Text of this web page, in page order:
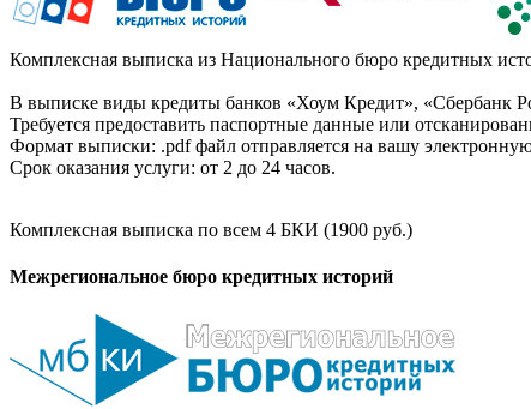
Комплексная выписка из Национального бюро кредитных
В выписке виды кредиты банков «Хоум Кредит», «Сбербанк
Требуется предоставить паспортные данные или
Формат выписки: .pdf файл отправляется на вашу
Срок оказания услуги: от 2 до 24 часов.
Комплексная выписка по всем 4 БКИ (1900 руб.)
Межрегиональное бюро кредитных историй